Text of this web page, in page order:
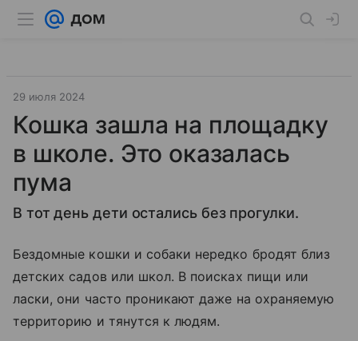
29 июля 2024
Кошка зашла на площадку
в школе. Это оказалась
пума
В тот день дети остались без прогулки.
Бездомные кошки и собаки нередко бродят близ
детских садов или школ. В поисках пищи или
ласки, они часто проникают даже на охраняемую
территорию и тянутся к людям.